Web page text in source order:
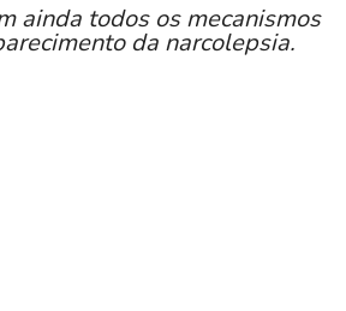
ainda todos os mecanismos
da narcolepsia.